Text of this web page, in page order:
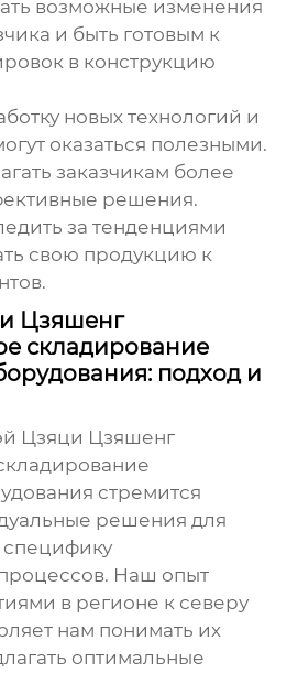
возможные изменения
и быть готовым к
в конструкцию
новых технологий и
оказаться полезными.
заказчикам более
решения.
за тенденциями
свою продукцию к
Цзяшенг
складирование
подход и
Цзяци Цзяшенг
стремится
решения для
специфику
Наш опыт
в регионе к северу
нам понимать их
оптимальные